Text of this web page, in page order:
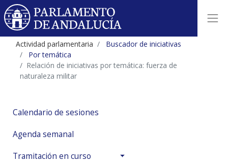
Actividad parlamentaria
Buscador de iniciativas
Por temática
Relación de iniciativas por temática: fuerza de
naturaleza militar
Calendario de sesiones
Agenda semanal
Tramitación en curso